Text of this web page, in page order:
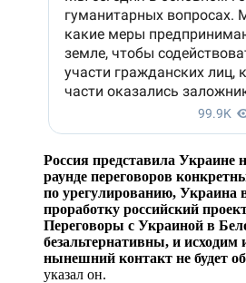
Россия представила Украине
раунде переговоров
по урегулированию, Украина
проработку российский
Переговоры с Украиной в
безальтернативны, и исходим
нынешний контакт не будет
указал он.